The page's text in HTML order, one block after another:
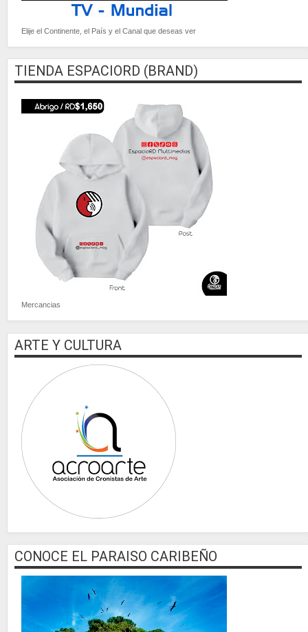
Elije el Continente, el País y el Canal que deseas ver
TIENDA ESPACIORD (BRAND)
Mercancias
ARTE Y CULTURA
CONOCE EL PARAISO CARIBEÑO